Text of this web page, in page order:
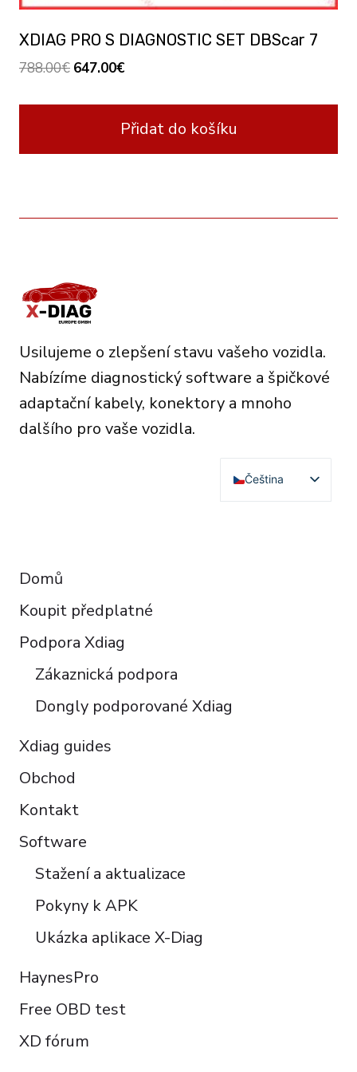
XDIAG PRO S DIAGNOSTIC SET DBScar 7
788.00€ Original
was:
788.00€.
647.00€Current
is:
647.00€.
Přidat do košíku
Usilujeme o zlepšení stavu vašeho vozidla.
Nabízíme diagnostický software a špičkové
adaptační kabely, konektory a mnoho
dalšího pro vaše vozidla.
Čeština
English
Domů
Koupit předplatné
Podpora Xdiag
Zákaznická podpora
Dongly podporované Xdiag
Xdiag guides
Obchod
Kontakt
Software
Stažení a aktualizace
Pokyny k APK
Ukázka aplikace X-Diag
HaynesPro
Free OBD test
XD fórum